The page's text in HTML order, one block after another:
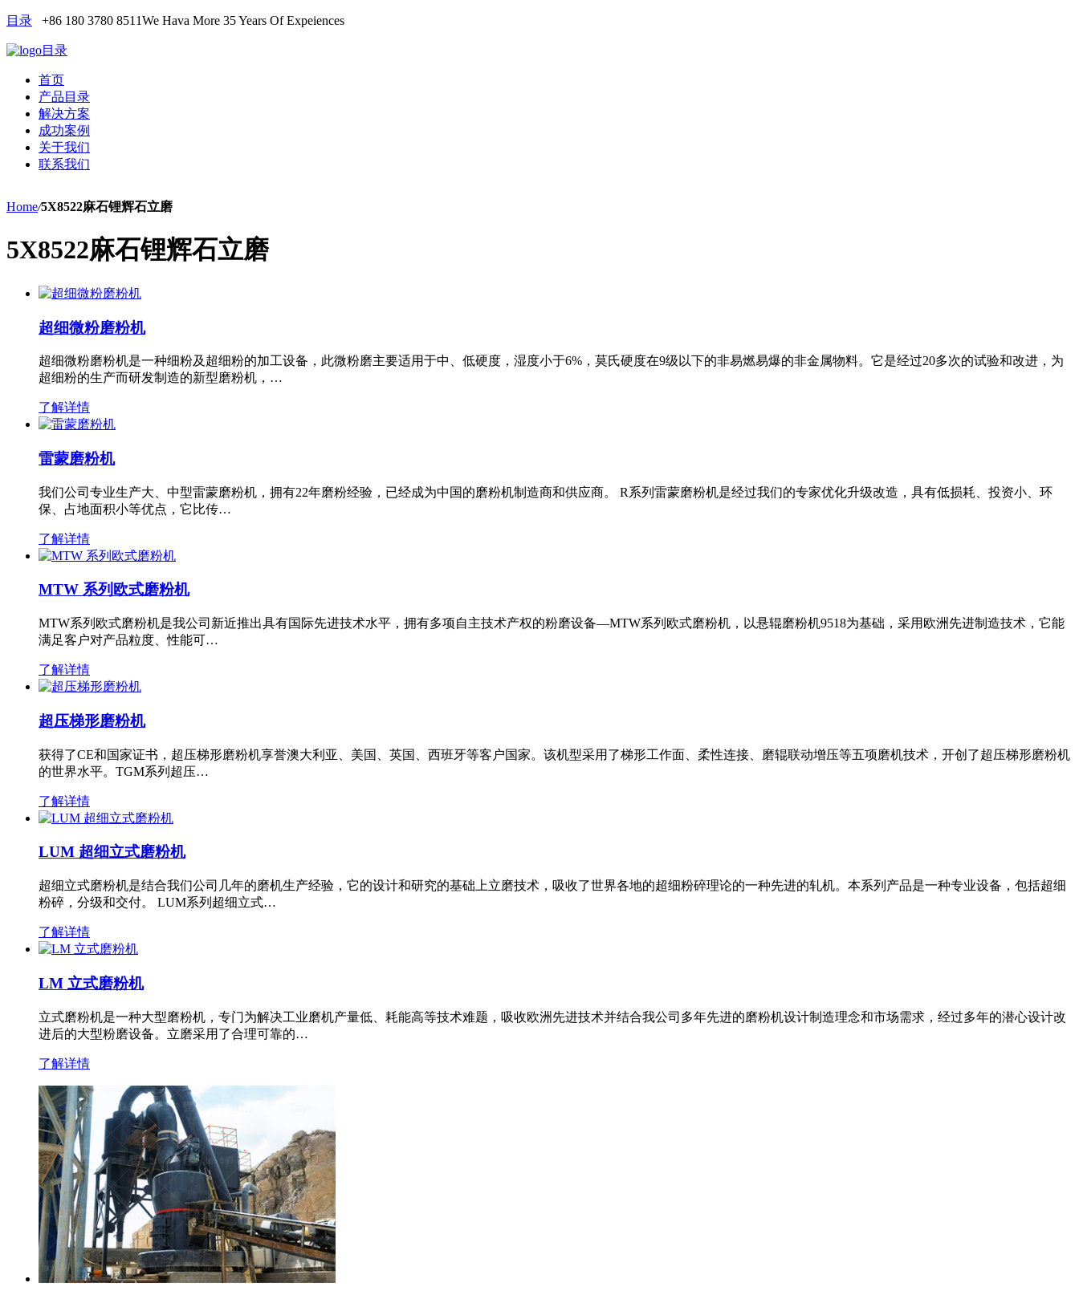
目录 +86 180 3780 8511We Hava More 35 Years Of Expeiences
目录
首页
产品目录
解决方案
成功案例
关于我们
联系我们
Home/5X8522麻石锂辉石立磨
5X8522麻石锂辉石立磨
超细微粉磨粉机
超细微粉磨粉机是一种细粉及超细粉的加工设备，此微粉磨主要适用于中、低硬度，湿度小于6%，莫氏硬度在9级以下的非易燃易爆的非金属物料。它是经过20多次的试验和改进，为
超细粉的生产而研发制造的新型磨粉机，…
了解详情
雷蒙磨粉机
我们公司专业生产大、中型雷蒙磨粉机，拥有22年磨粉经验，已经成为中国的磨粉机制造商和供应商。 R系列雷蒙磨粉机是经过我们的专家优化升级改造，具有低损耗、投资小、环
保、占地面积小等优点，它比传…
了解详情
MTW 系列欧式磨粉机
MTW系列欧式磨粉机是我公司新近推出具有国际先进技术水平，拥有多项自主技术产权的粉磨设备—MTW系列欧式磨粉机，以悬辊磨粉机9518为基础，采用欧洲先进制造技术，它能
满足客户对产品粒度、性能可…
了解详情
超压梯形磨粉机
获得了CE和国家证书，超压梯形磨粉机享誉澳大利亚、美国、英国、西班牙等客户国家。该机型采用了梯形工作面、柔性连接、磨辊联动增压等五项磨机技术，开创了超压梯形磨粉机
的世界水平。TGM系列超压…
了解详情
LUM 超细立式磨粉机
超细立式磨粉机是结合我们公司几年的磨机生产经验，它的设计和研究的基础上立磨技术，吸收了世界各地的超细粉碎理论的一种先进的轧机。本系列产品是一种专业设备，包括超细
粉碎，分级和交付。 LUM系列超细立式…
了解详情
LM 立式磨粉机
立式磨粉机是一种大型磨粉机，专门为解决工业磨机产量低、耗能高等技术难题，吸收欧洲先进技术并结合我公司多年先进的磨粉机设计制造理念和市场需求，经过多年的潜心设计改
进后的大型粉磨设备。立磨采用了合理可靠的…
了解详情